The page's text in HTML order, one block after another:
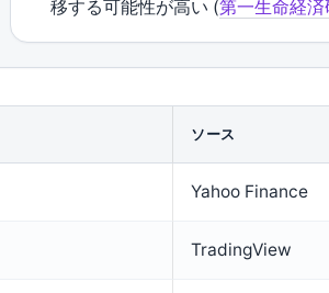
移する可能性が高い (第一生命経
ソース
Yahoo Finance
TradingView